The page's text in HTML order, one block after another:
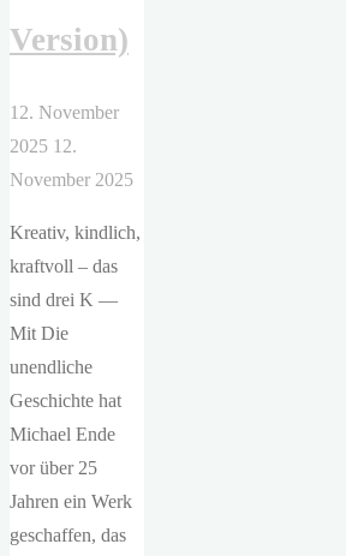
Version)
12. November
2025 12.
November 2025
Kreativ, kindlich,
kraftvoll – das
sind drei K —
Mit Die
unendliche
Geschichte hat
Michael Ende
vor über 25
Jahren ein Werk
geschaffen, das